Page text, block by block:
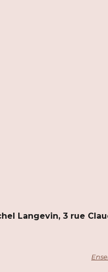
Langevin, 3 rue